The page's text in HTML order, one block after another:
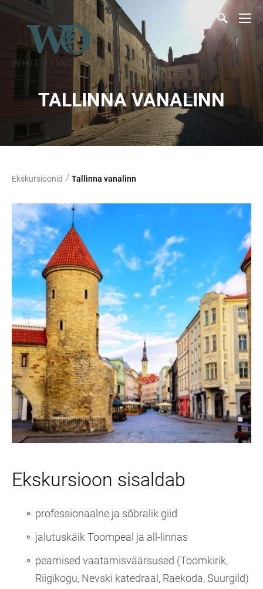
TALLINNA VANALINN
Ekskursioonid / Tallinna vanalinn
Ekskursioon sisaldab
professionaalne ja sõbralik giid
jalutuskäik Toompeal ja all-linnas
peamised vaatamisväärsused (Toomkirik,
Riigikogu, Nevski katedraal, Raekoda, Suurgild)